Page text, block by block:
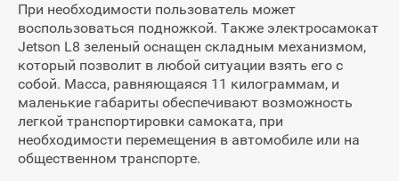
При необходимости пользователь может
воспользоваться подножкой. Также электросамокат
Jetson L8 зеленый оснащен складным механизмом,
который позволит в любой ситуации взять его с
собой. Масса, равняющаяся 11 килограммам, и
маленькие габариты обеспечивают возможность
легкой транспортировки самоката, при
необходимости перемещения в автомобиле или на
общественном транспорте.